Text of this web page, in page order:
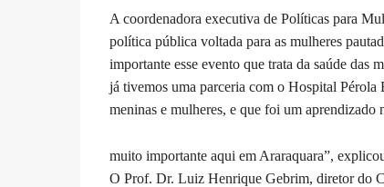
A coordenadora executiva de Políticas para
política pública voltada para as mulheres
importante esse evento que trata da saúde das
já tivemos uma parceria com o Hospital
meninas e mulheres, e que foi um aprendizado
muito importante aqui em Araraquara”,
O Prof. Dr. Luiz Henrique Gebrim, diretor do